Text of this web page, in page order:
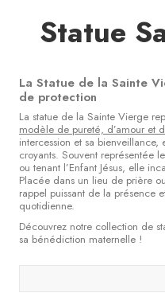
Statue
La Statue de la Sainte
de protection
La statue de la Sainte Vierge
modèle de pureté, d’amour et
intercession et sa
croyants. Souvent représentée
ou tenant l’Enfant Jésus, elle
Placée dans un lieu de prière
rappel puissant de la présence
quotidienne.
Découvrez notre collection de
sa bénédiction maternelle !